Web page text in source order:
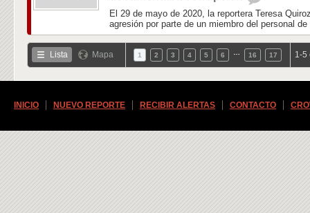
El 29 de mayo de 2020, la reportera Teresa
agresión por parte de un miembro del personal
Lista Mapa 1 2 3 4 5 6 16 17 1-5
INICIO NUEVO REPORTE RECIBIR ALERTAS CONTACTO